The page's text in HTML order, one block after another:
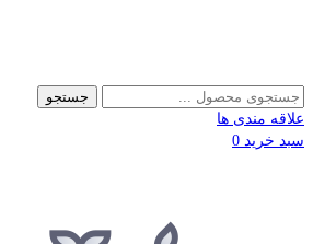
جستجو
علاقه مندی ها
سبد خرید 0